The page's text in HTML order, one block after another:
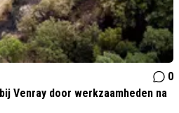
0
Venray door werkzaamheden na